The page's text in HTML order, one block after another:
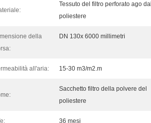
Tessuto del filtro perforato ago dal
poliestere
della
DN 130x 6000 millimetri
all'aria: 15-30 m3/m2.m
Sacchetto filtro della polvere del
poliestere
36 mesi